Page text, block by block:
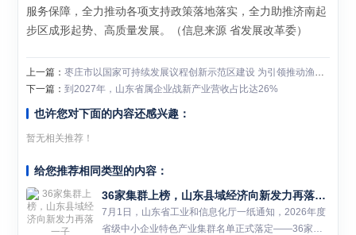
服务保障，全力推动各项支持政策落地落实，全力助推济南起
步区成形起势、高质量发展。（信息来源 省发展改革委）
上一篇：枣庄市以国家可持续发展议程创新示范区建设 为引领推动渔业向“新”发力 逐“绿”而行
下一篇：到2027年，山东省属企业战新产业营收占比达26%
也许您对下面的内容还感兴趣：
暂无相关推荐！
给您推荐相同类型的内容：
36家集群上榜，山东县域经济向新发力再落一子
7月1日，山东省工业和信息化厅一纸通知，2026年度
省级中小企业特色产业集群名单正式落定——36家集